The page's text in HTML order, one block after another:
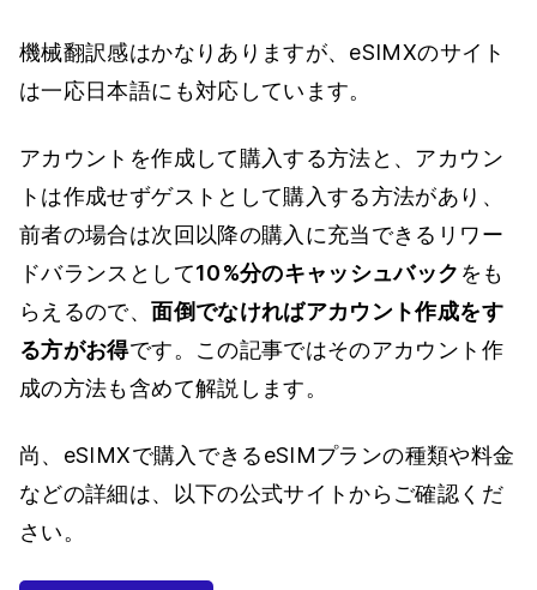
機械翻訳感はかなりありますが、eSIMXのサイト
は一応日本語にも対応しています。
アカウントを作成して購入する方法と、アカウン
トは作成せずゲストとして購入する方法があり、
前者の場合は次回以降の購入に充当できるリワー
ドバランスとして10%分のキャッシュバック をも
らえるので、面倒でなければアカウント作成をす
る方がお得です。この記事ではそのアカウント作
成の方法も含めて解説します。
尚、eSIMXで購入できるeSIMプランの種類や料金
などの詳細は、以下の公式サイトからご確認くだ
さい。